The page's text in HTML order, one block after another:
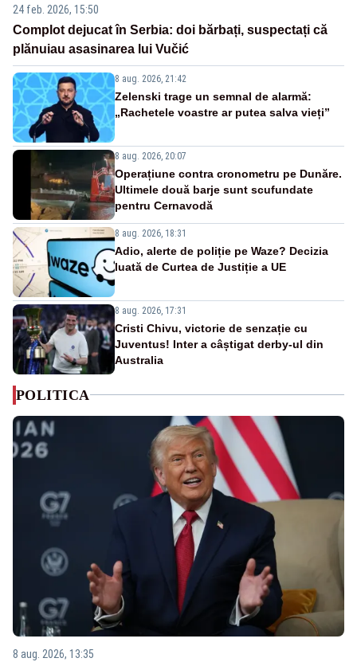
24 feb. 2026, 15:50
Complot dejucat în Serbia: doi bărbați, suspectați că
plănuiau asasinarea lui Vučić
8 aug. 2026, 21:42
Zelenski trage un semnal de alarmă:
„Rachetele voastre ar putea salva vieți”
8 aug. 2026, 20:07
Operațiune contra cronometru pe Dunăre.
Ultimele două barje sunt scufundate
pentru Cernavodă
8 aug. 2026, 18:31
Adio, alerte de poliție pe Waze? Decizia
luată de Curtea de Justiție a UE
8 aug. 2026, 17:31
Cristi Chivu, victorie de senzație cu
Juventus! Inter a câștigat derby-ul din
Australia
POLITICA
8 aug. 2026, 13:35